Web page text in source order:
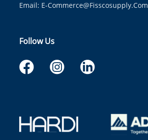
Email: E-Commerce@fisscosupply.com
Follow Us